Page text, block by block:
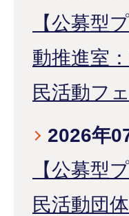
【公募型
動推進室
民活動フ
2026年
【公募型
民活動団